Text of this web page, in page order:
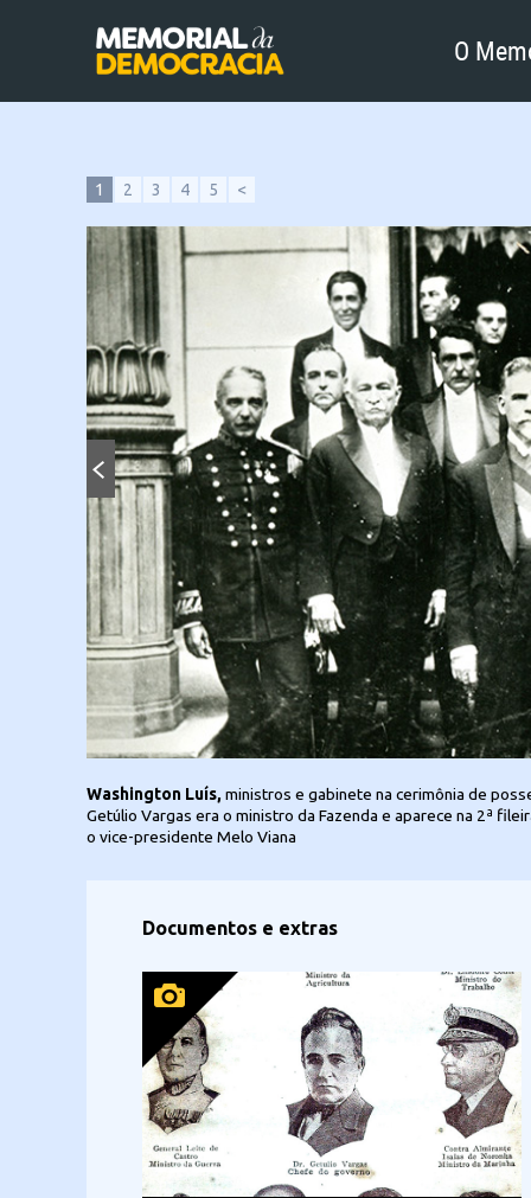
O
1 2 3 4 5 <
Washington Luís, ministros e gabinete na cerimônia de
Getúlio Vargas era o ministro da Fazenda e aparece na 2ª
o vice-presidente Melo Viana
Documentos e extras
da CSN, em 1941
e Comércio, posa com operários Getúlio Vargas assinao
de uma escola pública em São Paulo,bairro da Bela Vista.
cientistas sociais brasileiros, é o terceiro sentado no banco